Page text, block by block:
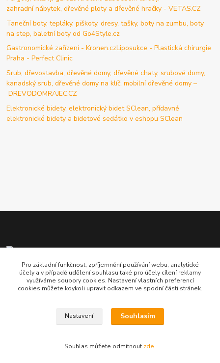
zahradní nábytek, dřevěné ploty a dřevěné hračky - VETAS.CZ
Taneční boty, tepláky, piškoty, dresy, tašky, boty na zumbu, boty
na step, baletní boty od Go4Style.cz
Gastronomické zařízení - Kronen.czLiposukce - Plastická chirurgie
Praha - Perfect Clinic
Srub, dřevostavba, dřevěné domy, dřevěné chaty, srubové domy,
kanadský srub, dřevěné domy na klíč, mobilní dřevěné domy –
DREVODOMRAJEC.CZ
Elektronické bidety, elektronický bidet SClean, přídavné
elektronické bidety a bidetové sedátko v eshopu SClean
Martin Šedivý
+420 608 953 740
Pro základní funkčnost, zpříjemnění používání webu, analytické
účely a v případě udělení souhlasu také pro účely cílení reklamy
využíváme soubory cookies. Nastavení vlastních preferencí
cookies můžete kdykoli upravit odkazem ve spodní části stránek.
Nastavení Souhlasím
Souhlas můžete odmítnout zde.